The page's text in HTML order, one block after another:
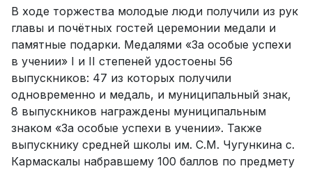
В ходе торжества молодые люди получили из рук
главы и почётных гостей церемонии медали и
памятные подарки. Медалями «За особые успехи
в учении» I и II степеней удостоены 56
выпускников: 47 из которых получили
одновременно и медаль, и муниципальный знак,
8 выпускников награждены муниципальным
знаком «За особые успехи в учении». Также
выпускнику средней школы им. С.М. Чугункина с.
Кармаскалы набравшему 100 баллов по предмету